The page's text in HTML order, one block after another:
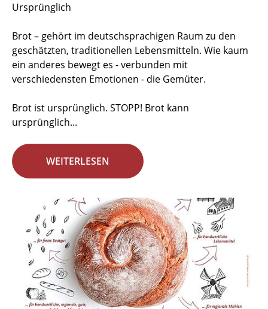
Ursprünglich
Brot – gehört im deutschsprachigen Raum zu den
geschätzten, traditionellen Lebensmitteln. Wie kaum
ein anderes bewegt es - verbunden mit
verschiedensten Emotionen - die Gemüter.
Brot ist ursprünglich. STOPP! Brot kann
ursprünglich...
WEITERLESEN